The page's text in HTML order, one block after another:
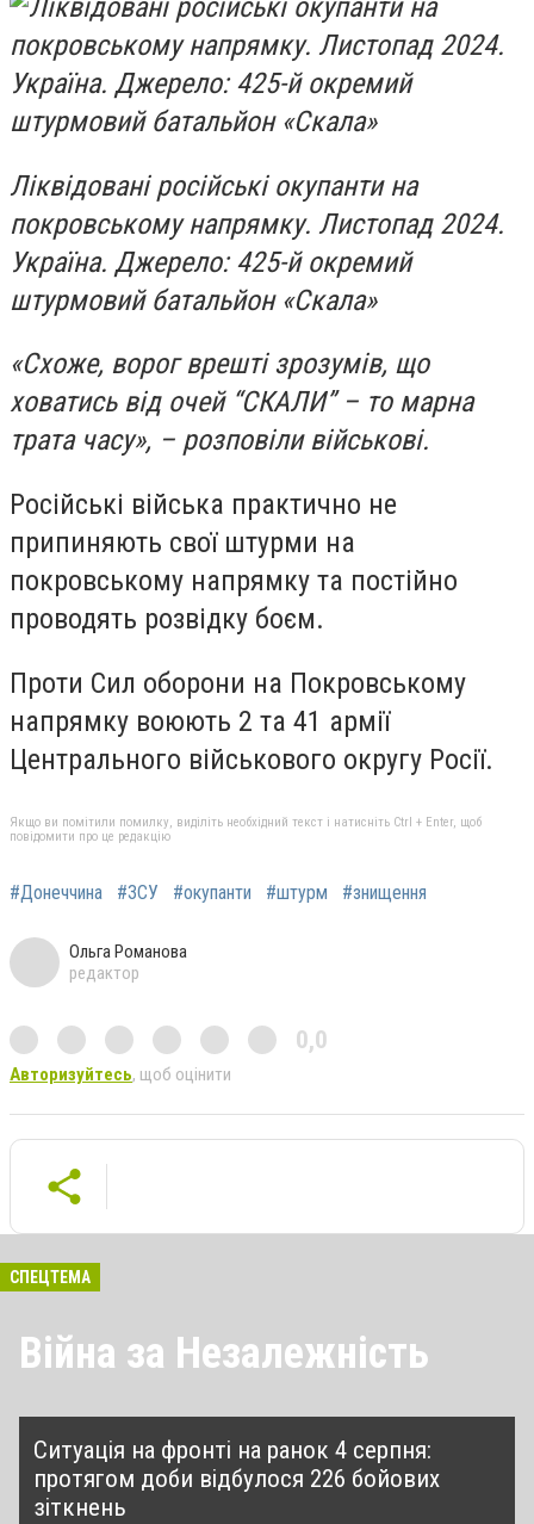
Ліквідовані російські окупанти на
покровському напрямку. Листопад 2024.
Україна. Джерело: 425-й окремий
штурмовий батальйон «Скала»
«Схоже, ворог врешті зрозумів, що
ховатись від очей “СКАЛИ” – то марна
трата часу», – розповіли військові.
Російські війська практично не
припиняють свої штурми на
покровському напрямку та постійно
проводять розвідку боєм.
Проти Сил оборони на Покровському
напрямку воюють 2 та 41 армії
Центрального військового округу Росії.
Якщо ви помітили помилку, виділіть необхідний текст і натисніть Ctrl + Enter, щоб
повідомити про це редакцію
#Донеччина #ЗСУ #окупанти #штурм #знищення
Ольга Романова
редактор
0,0
Авторизуйтесь, щоб оцінити
СПЕЦТЕМА
Війна за Незалежність
Ситуація на фронті на ранок 4 серпня:
протягом доби відбулося 226 бойових
зіткнень